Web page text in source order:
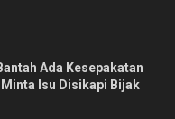
Ada Kesepakatan
Isu Disikapi Bijak